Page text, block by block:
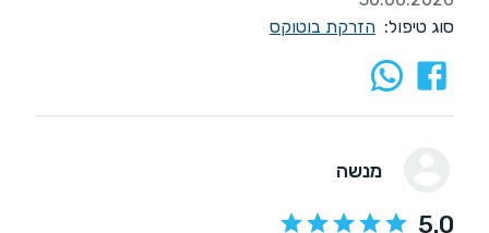
סוג טיפול: הזרקת בוטוקס
מנשה
5.0